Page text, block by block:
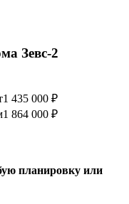
Зевс-2
1 435 000 ₽
1 864 000 ₽
планировку или